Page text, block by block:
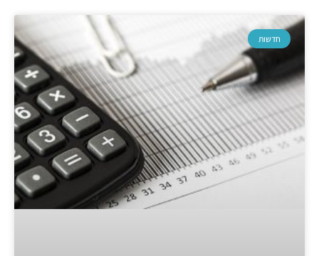
חדשות